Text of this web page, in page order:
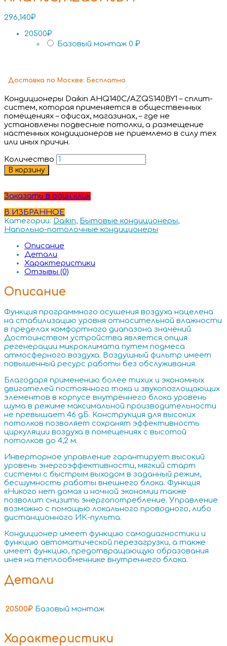
296,140₽
20500₽
Базовый монтаж 0 ₽
Доставка по Москве: Бесплатно
Кондиционеры Daikin AHQ140C/AZQS140BY1 – сплит-
систем, которая применяется в общественных
помещениях – офисах, магазинах, – где не
установлены подвесные потолки, а размещение
настенных кондиционеров не приемлемо в силу тех
или иных причин.
Количество
В корзину
Заказать в один клик
В ИЗБРАННОЕ
Категории: Daikin, Бытовые кондиционеры,
Напольно-потолочные кондиционеры
Описание
Детали
Характеристики
Отзывы (0)
Описание
Функция программного осушения воздуха нацелена
на стабилизацию уровня относительной влажности
в пределах комфортного диапазона значений.
Достоинством устройства является опция
регенерации микроклимата путем подмеса
атмосферного воздуха. Воздушный фильтр имеет
повышенный ресурс работы без обслуживания.
Благодаря применению более тихих и экономных
двигателей постоянного тока и звукопоглощающих
элементов в корпусе внутреннего блока уровень
шума в режиме максимальной производительности
не превышает 46 дБ. Конструкция для высоких
потолков позволяет сохранят эффективность
циркуляции воздуха в помещениях с высотой
потолков до 4,2 м.
Инверторное управление гарантирует высокий
уровень энергоэффективности, мягкий старт
системы с быстрым выходом в заданный режим,
бесшумность работы внешнего блока. Функция
«Никого нет дома» и ночной экономии также
позволит снизить энергопотребление. Управление
возможно с помощью локального проводного, либо
дистанционного ИК-пульта.
Кондиционер имеет функцию самодиагностики и
функцию автоматической перезагрузки, а также
имеет функцию, предотвращающую образования
инея на теплообменнике внутреннего блока.
Детали
20500₽ Базовый монтаж
Характеристики